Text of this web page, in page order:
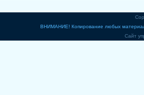
ВНИМАНИЕ! Копирование любых
Сайт